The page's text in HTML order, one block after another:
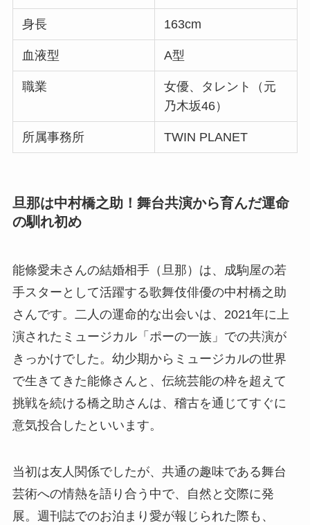
身長 163cm
血液型 A型
職業
女優、タレント（元
乃木坂46）
所属事務所 TWIN PLANET
旦那は中村橋之助！舞台共演から育んだ運命
の馴れ初め
能條愛未さんの結婚相手（旦那）は、成駒屋の若
手スターとして活躍する歌舞伎俳優の中村橋之助
さんです。二人の運命的な出会いは、2021年に上
演されたミュージカル「ポーの一族」での共演が
きっかけでした。幼少期からミュージカルの世界
で生きてきた能條さんと、伝統芸能の枠を超えて
挑戦を続ける橋之助さんは、稽古を通じてすぐに
意気投合したといいます。
当初は友人関係でしたが、共通の趣味である舞台
芸術への情熱を語り合う中で、自然と交際に発
展。週刊誌でのお泊まり愛が報じられた際も、